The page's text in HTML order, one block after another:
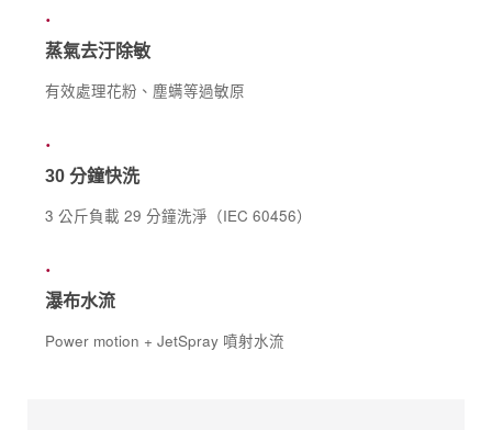
·
蒸氣去汙除敏
有效處理花粉、塵螨等過敏原
·
30 分鐘快洗
3 公斤負載 29 分鐘洗淨（IEC 60456）
·
瀑布水流
Power motion + JetSpray 噴射水流